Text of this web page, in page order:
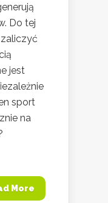
Do tej
jest
sport
na
More